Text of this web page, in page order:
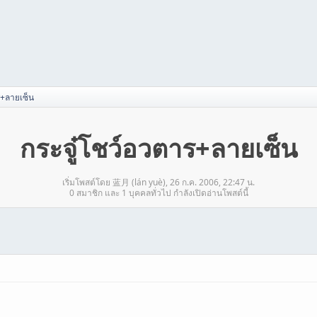
ลายเซ็น
กระจู๋โชว์อวตาร+ลายเซ็น
เริ่มโพสต์โดย 蓝月 (lán yuè), 26 ก.ค. 2006, 22:47 น.
0 สมาชิก และ 1 บุคคลทั่วไป กำลังเปิดอ่านโพสต์นี้